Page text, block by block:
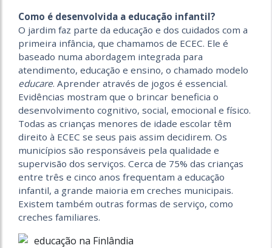
Como é desenvolvida a educação infantil?
O jardim faz parte da educação e dos cuidados com a
primeira infância, que chamamos de ECEC. Ele é
baseado numa abordagem integrada para
atendimento, educação e ensino, o chamado modelo
educare. Aprender através de jogos é essencial.
Evidências mostram que o brincar beneficia o
desenvolvimento cognitivo, social, emocional e físico.
Todas as crianças menores de idade escolar têm
direito à ECEC se seus pais assim decidirem. Os
municípios são responsáveis ​​pela qualidade e
supervisão dos serviços. Cerca de 75% das crianças
entre três e cinco anos frequentam a educação
infantil, a grande maioria em creches municipais.
Existem também outras formas de serviço, como
creches familiares.